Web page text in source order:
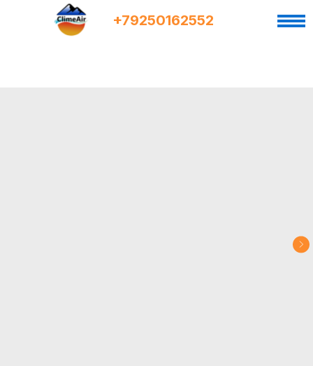
+79250162552